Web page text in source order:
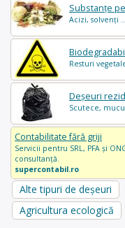
Substanțe
Acizi, solvenți
Resturi
Deșeuri
Scutece,
Contabilitate fără griji
Servicii pentru SRL, PFA și
consultanță.
supercontabil.ro
Alte tipuri de deșeuri
Agricultura ecologică